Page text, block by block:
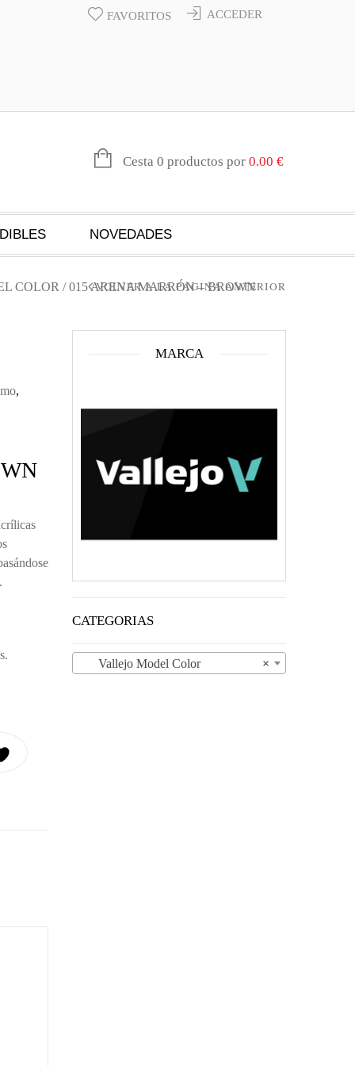
ACCEDER
FAVORITOS
Cesta 0 productos por 0.00 €
NOVEDADES
COLOR / 015 ARENA MARRÓN – BROWN
VOLVER A LA PÁGINA ANTERIOR
,
SAND 70.876 18ML CANTIDAD
MARCA
CATEGORIAS
×
Vallejo Model Color